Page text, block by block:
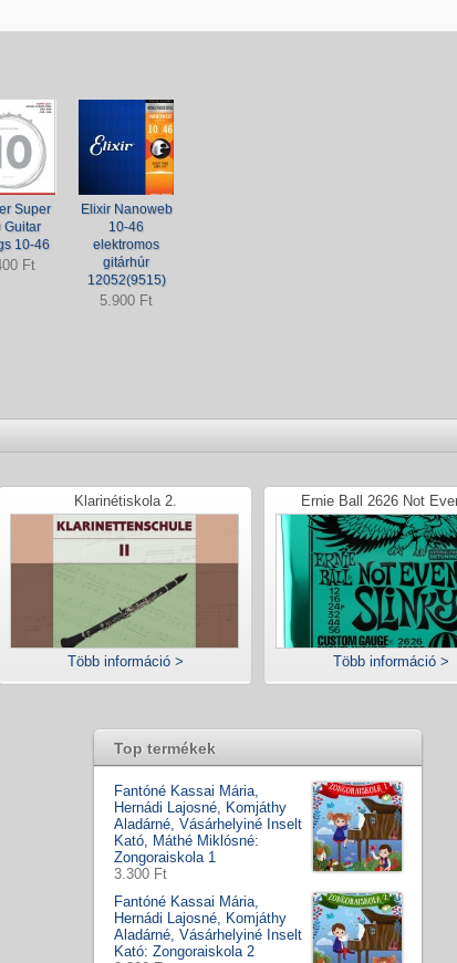
Super
Guitar
10-46
Ft
Elixir Nanoweb
10-46
elektromos
gitárhúr
12052(9515)
5.900 Ft
Klarinétiskola 2.
Több információ >
Ernie Ball 2626 Not
Több információ >
Top termékek
Fantóné Kassai Mária,
Hernádi Lajosné, Komjáthy
Aladárné, Vásárhelyiné Inselt
Kató, Máthé Miklósné:
Zongoraiskola 1
3.300 Ft
Fantóné Kassai Mária,
Hernádi Lajosné, Komjáthy
Aladárné, Vásárhelyiné Inselt
Kató: Zongoraiskola 2